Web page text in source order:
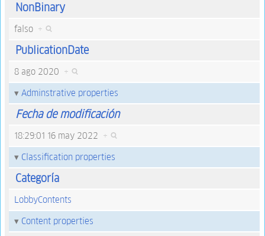
NonBinary
falso +
PublicationDate
8 ago 2020 +
Adminstrative properties
Fecha de modificación
18:29:01 16 may 2022 +
Classification properties
Categoría
LobbyContents
Content properties